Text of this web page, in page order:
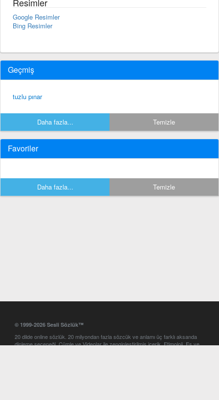
Google Resimler
Bing Resimler
Geçmiş
tuzlu pınar
Daha fazla... Temizle
Favoriler
Daha fazla... Temizle
© 1999-2026 Sesli Sözlük™
20 dilde online sözlük. 20 milyondan fazla sözcük ve anlamı üç farklı aksanda
dinleme seçeneği. Cümle ve Videolar ile zenginleştirilmiş içerik. Etimoloji, Eş ve